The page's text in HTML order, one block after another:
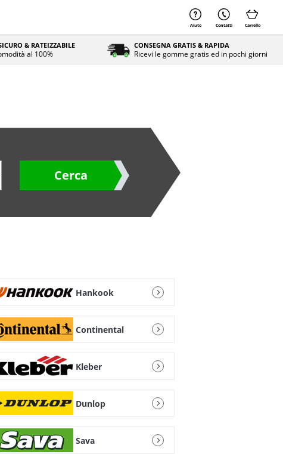
Aiuto Contatti Carrello
& RATEIZZABILE
al 100%
CONSEGNA GRATIS & RAPIDA
Ricevi le gomme gratis ed in pochi giorni
Cerca
Hankook
Continental
Kleber
Dunlop
Sava